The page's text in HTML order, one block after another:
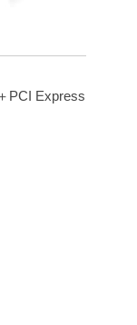
PCI Express